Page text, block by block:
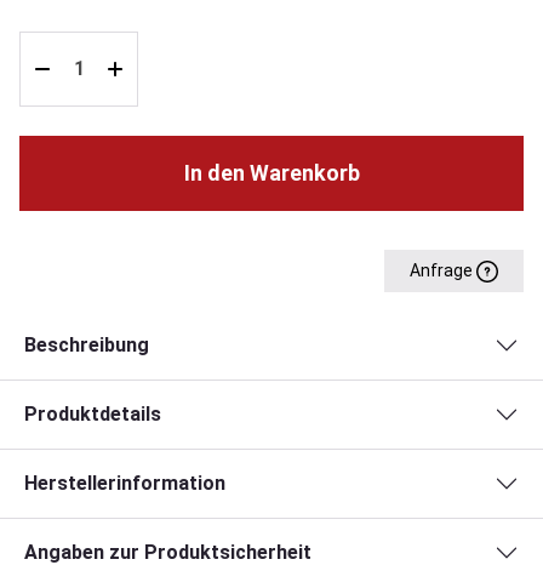
In den Warenkorb
Anfrage
Beschreibung
Produktdetails
Herstellerinformation
Angaben zur Produktsicherheit